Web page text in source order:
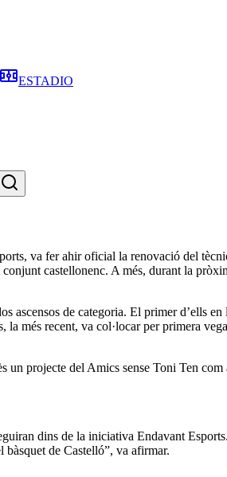
ESTADIO
va fer ahir oficial la renovació del
castellonenc. A més, durant la
de categoria. El primer d’ells
més recent, va col·locar per primera
projecte del Amics sense Toni Ten
dins de la iniciativa Endavant
de Castelló”, va afirmar.